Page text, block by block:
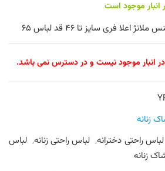
اعلا فری سایز تا ۴۶ قد لباس ۶۵
انبار موجود نیست و در دسترس نمی باشد.
زنانه
لباس راحتی دخترانه, لباس راحتی زنانه, لباس
زنانه